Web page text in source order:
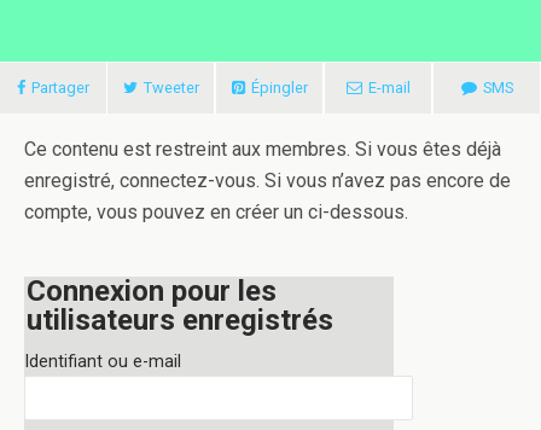
Partager Tweeter Épingler E-mail SMS
Ce contenu est restreint aux membres. Si vous êtes déjà
enregistré, connectez-vous. Si vous n’avez pas encore de
compte, vous pouvez en créer un ci-dessous.
Connexion pour les
utilisateurs enregistrés
Identifiant ou e-mail